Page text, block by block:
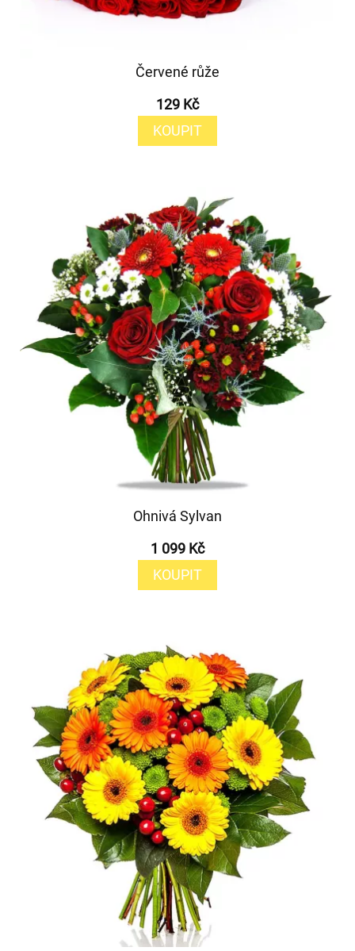
Červené růže
129 Kč
KOUPIT
Ohnivá Sylvan
1 099 Kč
KOUPIT